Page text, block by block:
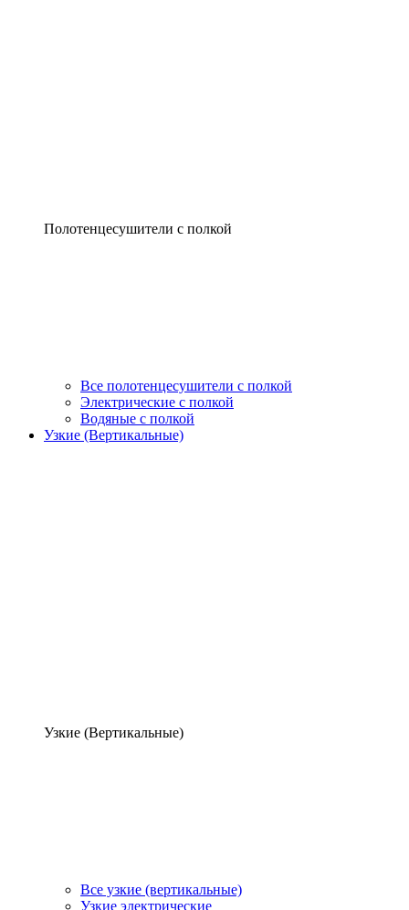
Полотенцесушители с полкой
Все полотенцесушители с полкой
Электрические с полкой
Водяные с полкой
Узкие (Вертикальные)
Узкие (Вертикальные)
Все узкие (вертикальные)
Узкие электрические